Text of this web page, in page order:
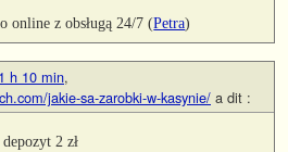
online z obsługą 24/7 (Petra)
h 10 min,
jakie-sa-zarobki-w-kasynie/ a dit :
2 zł